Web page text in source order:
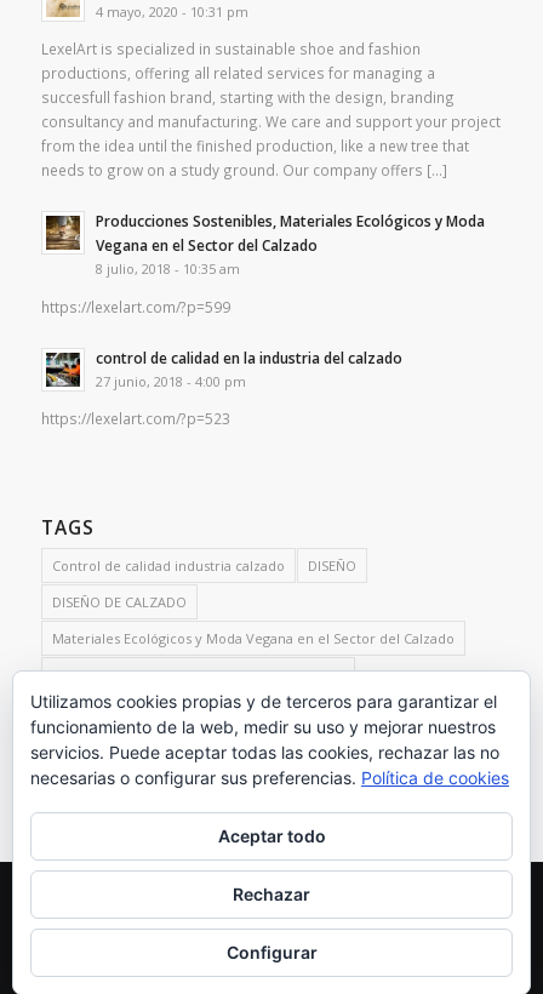
4 mayo, 2020 - 10:31 pm
LexelArt is specialized in sustainable shoe and fashion
productions, offering all related services for managing a
succesfull fashion brand, starting with the design, branding
consultancy and manufacturing. We care and support your project
from the idea until the finished production, like a new tree that
needs to grow on a study ground. Our company offers […]
Producciones Sostenibles, Materiales Ecológicos y Moda
Vegana en el Sector del Calzado
8 julio, 2018 - 10:35 am
https://lexelart.com/?p=599
control de calidad en la industria del calzado
27 junio, 2018 - 4:00 pm
https://lexelart.com/?p=523
TAGS
Control de calidad industria calzado
DISEÑO
DISEÑO DE CALZADO
Materiales Ecológicos y Moda Vegana en el Sector del Calzado
Producciones Sostenibles Sector del Calzado
Servicios de control de calidad para el sector del calzado
test de calzado
© Copyright - SUSANA MAZZARINO · C./ Monte de Santa Pola Nº30,
Estudio 34 03130 Santa Pola (Alicante) Spain · Tel. +34 965682630 ·
POLITICA DE COOKIES
AVISO LEGAL
Utilizamos cookies propias y de terceros para garantizar el
funcionamiento de la web, medir su uso y mejorar nuestros
servicios. Puede aceptar todas las cookies, rechazar las no
necesarias o configurar sus preferencias. Política de cookies
Aceptar todo
Rechazar
Configurar